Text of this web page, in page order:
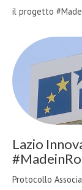
il progetto
Lazio
Protocollo